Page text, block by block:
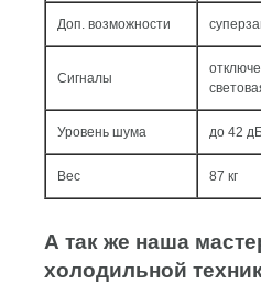
Доп. возможности
Сигналы
Уровень шума до 42
Вес 87 кг
А так же наша
холодильной